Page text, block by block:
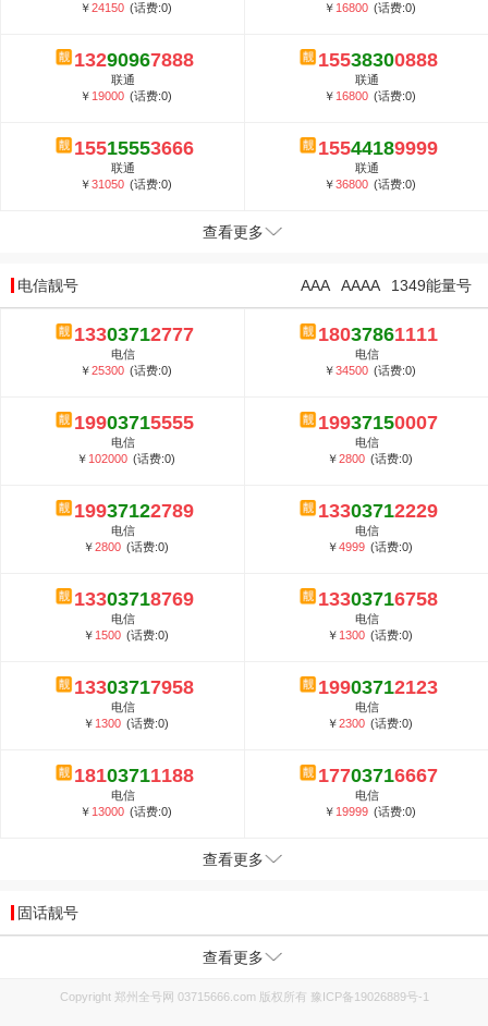
￥24150 (话费:0)
￥ 16800 (话费:0)
13290967888
联通
￥ 19000 (话费:0)
15538300888
联通
￥ 16800 (话费:0)
15515553666
联通
￥31050 (话费:0)
15544189999
联通
￥36800 (话费:0)
查看更多
电信靓号 1349能量号
AAAA
AAA
13303712777
电信
￥25300 (话费:0)
18037861111
电信
￥34500 (话费:0)
19903715555
电信
￥ 102000 (话费:0)
19937150007
电信
￥2800 (话费:0)
19937122789
电信
￥2800 (话费:0)
13303712229
电信
￥4999 (话费:0)
13303718769
电信
￥ 1500 (话费:0)
13303716758
电信
￥ 1300 (话费:0)
13303717958
电信
￥ 1300 (话费:0)
19903712123
电信
￥2300 (话费:0)
18103711188
电信
￥ 13000 (话费:0)
17703716667
电信
￥ 19999 (话费:0)
查看更多
固话靓号
查看更多
Copyright 郑州全号网 03715666.com 版权所有 豫ICP备19026889号-1